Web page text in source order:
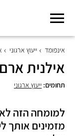
אינפומד ייעוץ ארגוני
אילנית
תחומים: ייעוץ ארגוני
למומחה הזה לא
מזמינים אותך